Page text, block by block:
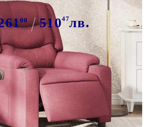
00 51047лв.
В наличност: 1 бр.
Време за доставка: 5 до 9 дни
до адрес при плащане по банков път